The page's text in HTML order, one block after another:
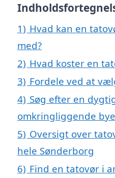
1) Hvad kan en
med?
2) Hvad koster en
3) Fordele ved at
4) Søg efter en
omkringliggende
5) Oversigt over
hele Sønderborg
6) Find en tatovør i